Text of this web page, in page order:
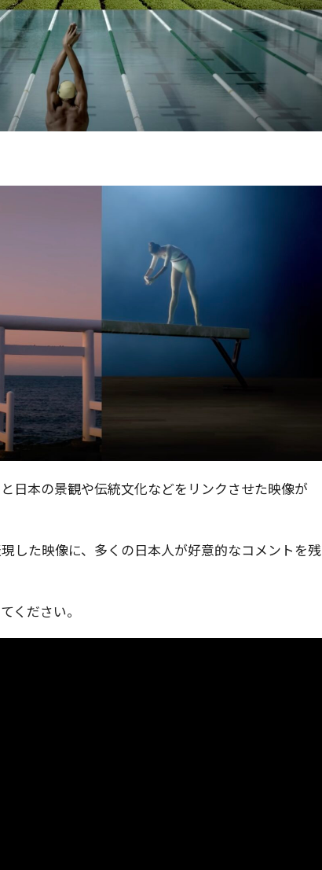
日本の景観や伝統文化などをリンクさせた映像が
した映像に、多くの日本人が好意的なコメントを残
ください。